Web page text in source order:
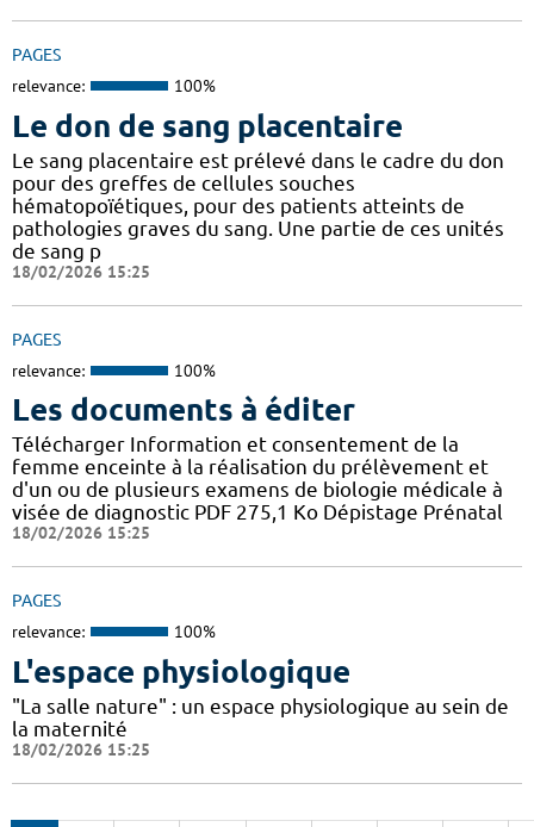
PAGES
relevance: 100%
Le don de sang placentaire
Le sang placentaire est prélevé dans le cadre du don
pour des greffes de cellules souches
hématopoïétiques, pour des patients atteints de
pathologies graves du sang. Une partie de ces unités
de sang p
18/02/2026 15:25
PAGES
relevance: 100%
Les documents à éditer
Télécharger Information et consentement de la
femme enceinte à la réalisation du prélèvement et
d'un ou de plusieurs examens de biologie médicale à
visée de diagnostic PDF 275,1 Ko Dépistage Prénatal
18/02/2026 15:25
PAGES
relevance: 100%
L'espace physiologique
"La salle nature" : un espace physiologique au sein de
la maternité
18/02/2026 15:25